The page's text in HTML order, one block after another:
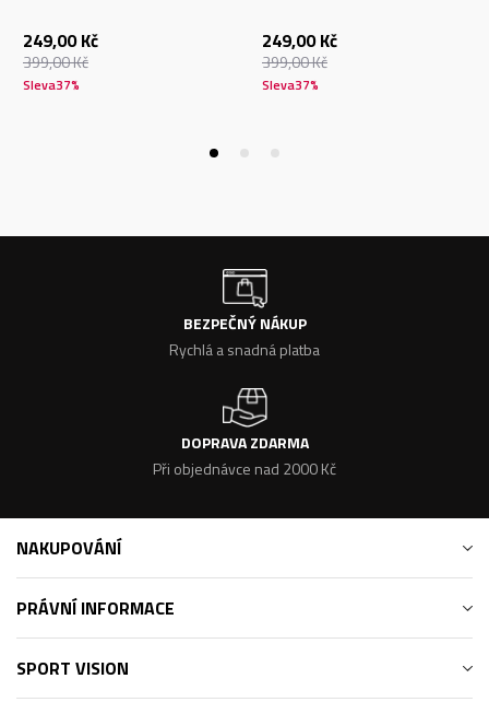
249,00 Kč
399,00Kč
Sleva37%
249,00 Kč
399,00Kč
Sleva37%
BEZPEČNÝ NÁKUP
Rychlá a snadná platba
DOPRAVA ZDARMA
Při objednávce nad 2000 Kč
NAKUPOVÁNÍ
PRÁVNÍ INFORMACE
SPORT VISION